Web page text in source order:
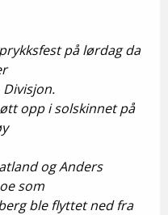
på lørdag da
opp i solskinnet på
og Anders
som
ble flyttet ned fra